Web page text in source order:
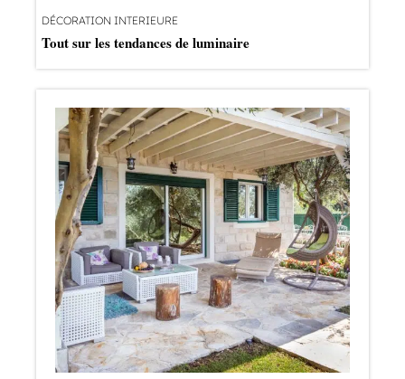
DÉCORATION INTERIEURE
Tout sur les tendances de luminaire